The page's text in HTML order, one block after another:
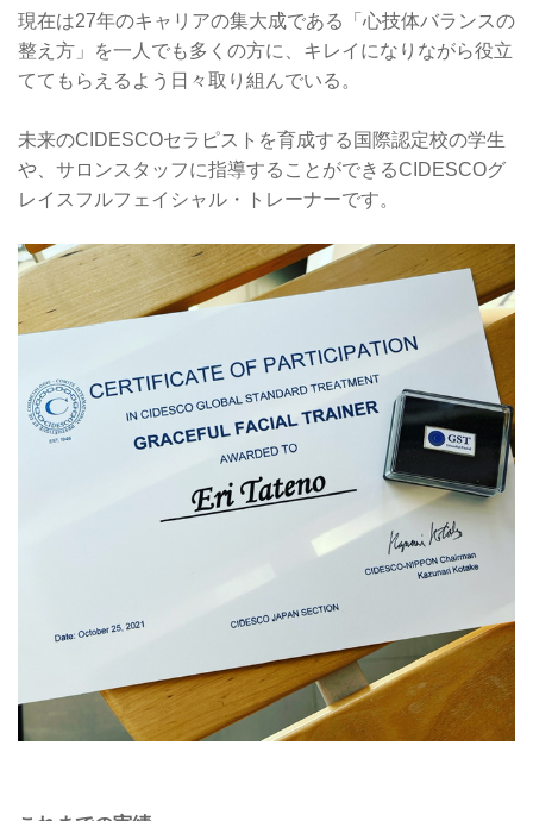
現在は27年のキャリアの集大成である「心技体バランスの
整え方」を一人でも多くの方に、キレイになりながら役立
ててもらえるよう日々取り組んでいる。
未来のCIDESCOセラピストを育成する国際認定校の学生
や、サロンスタッフに指導することができるCIDESCOグ
レイスフルフェイシャル・トレーナーです。